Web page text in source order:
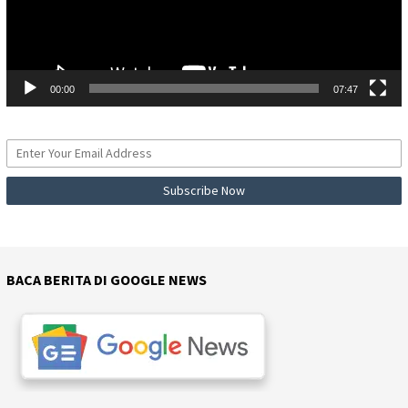
00:00 07:47
BACA BERITA DI GOOGLE NEWS